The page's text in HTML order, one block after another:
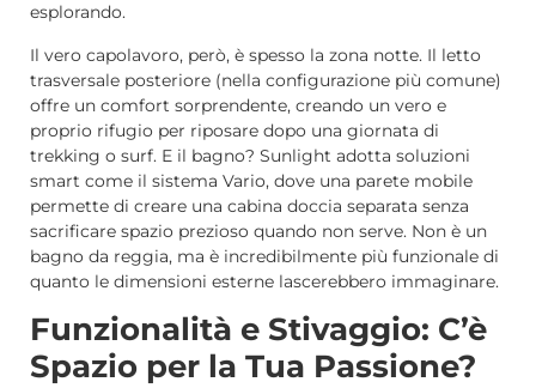
esplorando.
Il vero capolavoro, però, è spesso la zona notte. Il letto
trasversale posteriore (nella configurazione più comune)
offre un comfort sorprendente, creando un vero e
proprio rifugio per riposare dopo una giornata di
trekking o surf. E il bagno? Sunlight adotta soluzioni
smart come il sistema Vario, dove una parete mobile
permette di creare una cabina doccia separata senza
sacrificare spazio prezioso quando non serve. Non è un
bagno da reggia, ma è incredibilmente più funzionale di
quanto le dimensioni esterne lascerebbero immaginare.
Funzionalità e Stivaggio: C’è
Spazio per la Tua Passione?